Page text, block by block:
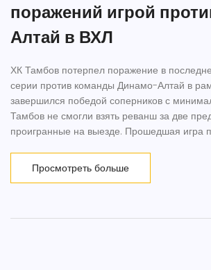
поражений игрой
Алтай в ВХЛ
ХК Тамбов потерпел поражение в
серии против команды Динамо-Алтай в
завершился победой соперников с
Тамбов не смогли взять реванш за две
проигранные на выезде. Прошедшая игра
Просмотреть больше